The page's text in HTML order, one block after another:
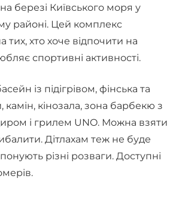
березі Київського моря у
районі. Цей комплекс
тих, хто хоче відпочити на
спортивні активності.
із підігрівом, фінська та
камін, кінозала, зона барбекю з
і грилем UNO. Можна взяти
Дітлахам теж не буде
різні розваги. Доступні